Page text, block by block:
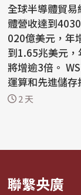
全球半導體貿
體營收達到
020億美元，年
到1.65兆美元
將增逾3倍。 WSTS表示，在人工智慧基礎設施、高效能
運算和先進儲
產業今年上半年...
2 天
聯繫央廣